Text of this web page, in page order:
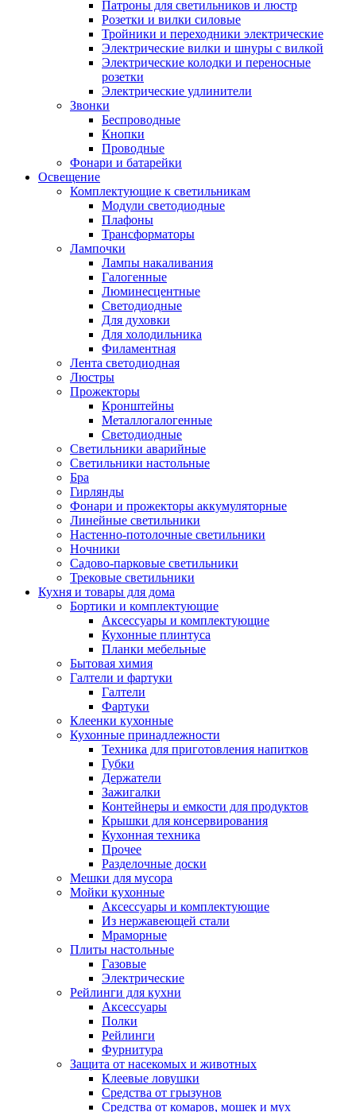
Патроны для светильников и люстр
Розетки и вилки силовые
Тройники и переходники электрические
Электрические вилки и шнуры с вилкой
Электрические колодки и переносные
розетки
Электрические удлинители
Звонки
Беспроводные
Кнопки
Проводные
Фонари и батарейки
Освещение
Комплектующие к светильникам
Модули светодиодные
Плафоны
Трансформаторы
Лампочки
Лампы накаливания
Галогенные
Люминесцентные
Светодиодные
Для духовки
Для холодильника
Филаментная
Лента светодиодная
Люстры
Прожекторы
Кронштейны
Металлогалогенные
Светодиодные
Светильники аварийные
Светильники настольные
Бра
Гирлянды
Фонари и прожекторы аккумуляторные
Линейные светильники
Настенно-потолочные светильники
Ночники
Садово-парковые светильники
Трековые светильники
Кухня и товары для дома
Бортики и комплектующие
Аксессуары и комплектующие
Кухонные плинтуса
Планки мебельные
Бытовая химия
Галтели и фартуки
Галтели
Фартуки
Клеенки кухонные
Кухонные принадлежности
Техника для приготовления напитков
Губки
Держатели
Зажигалки
Контейнеры и емкости для продуктов
Крышки для консервирования
Кухонная техника
Прочее
Разделочные доски
Мешки для мусора
Мойки кухонные
Аксессуары и комплектующие
Из нержавеющей стали
Мраморные
Плиты настольные
Газовые
Электрические
Рейлинги для кухни
Аксессуары
Полки
Рейлинги
Фурнитура
Защита от насекомых и животных
Клеевые ловушки
Средства от грызунов
Средства от комаров, мошек и мух